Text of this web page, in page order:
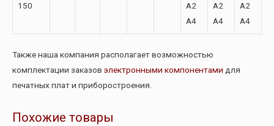
150
A2
A4
A2
A4
A2
A4
Также наша компания располагает возможностью
комплектации заказов электронными компонентами для
печатных плат и приборостроения.
Похожие товары